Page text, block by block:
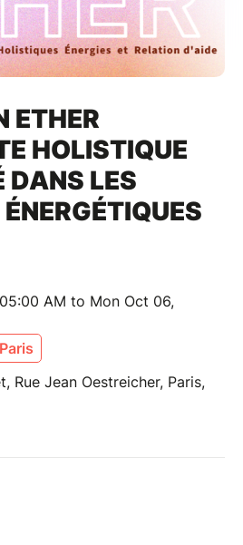
ETHER
HOLISTIQUE
DANS LES
AM to Mon Oct 06,
Rue Jean Oestreicher, Paris,